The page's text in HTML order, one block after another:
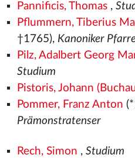
Pannificis, Thomas,
Pflummern, Tiberius
†1765), Kanoniker
Pilz, Adalbert Georg
Studium
Pistoris, Johann
Pommer, Franz Anton
Prämonstratenser
Rech, Simon , Studium